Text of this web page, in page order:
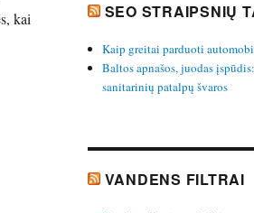
kai
SEO STRAIPSNIŲ
Kaip greitai parduoti
Baltos apnašos, juodas
sanitarinių patalpų švaros
VANDENS FILTRAI